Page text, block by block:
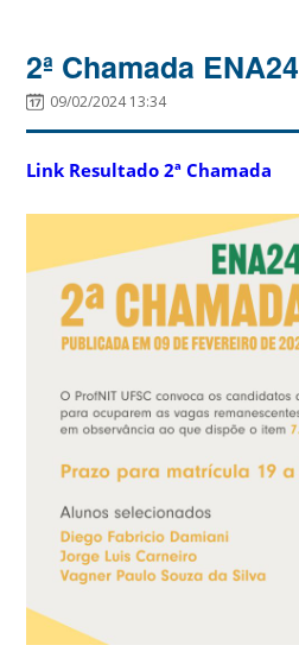
2ª Chamada ENA24
09/02/2024 13:34
Link Resultado 2ª Chamada